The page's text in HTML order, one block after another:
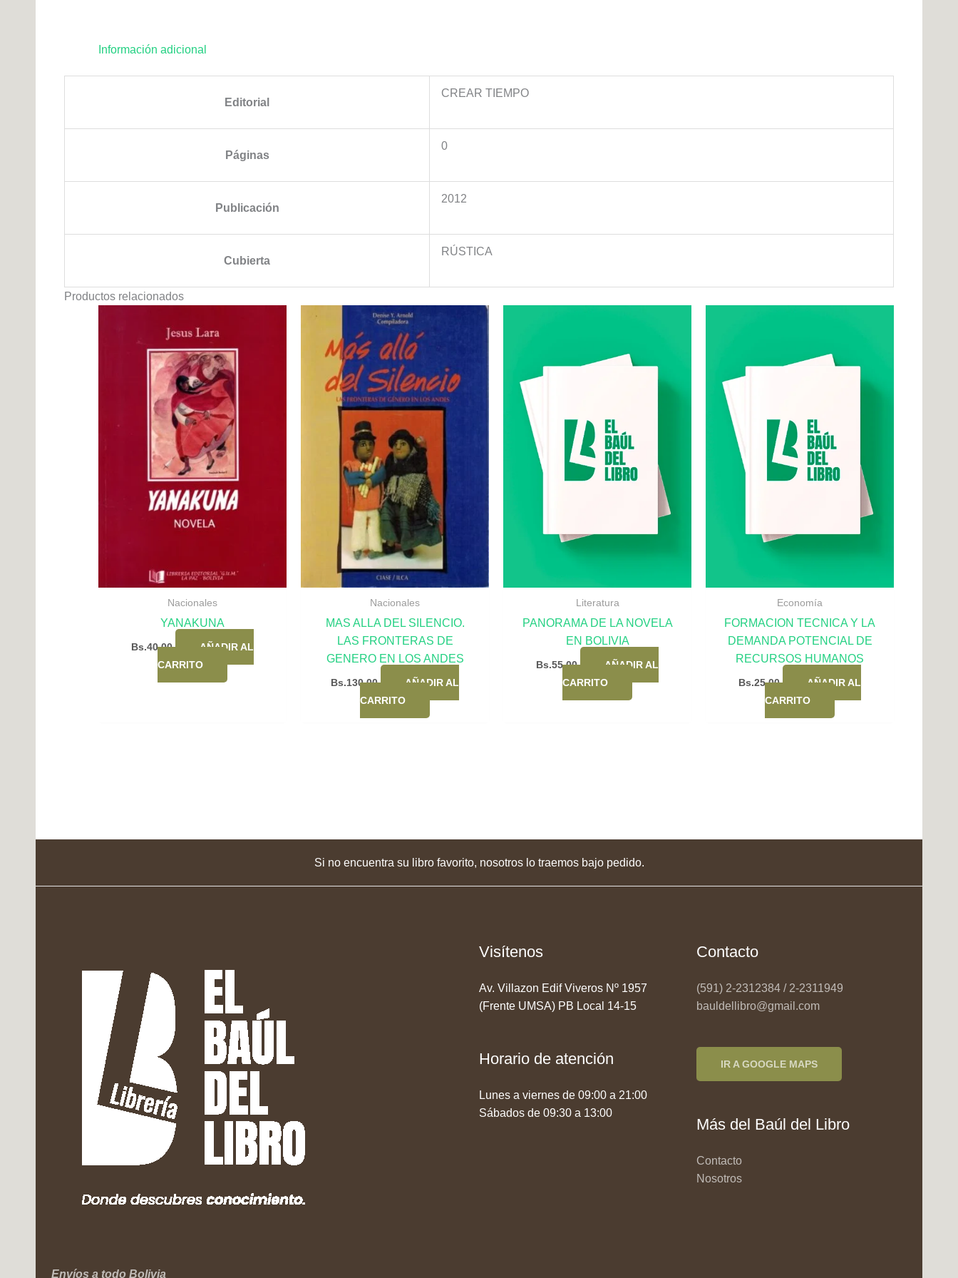
Información adicional
Editorial
CREAR TIEMPO
Páginas
0
Publicación
2012
Cubierta
RÚSTICA
Productos relacionados
Nacionales
YANAKUNA
Bs.40,00
AÑADIR AL
CARRITO
Nacionales
MAS ALLA DEL SILENCIO.
LAS FRONTERAS DE
GENERO EN LOS ANDES
Bs.130,00
AÑADIR AL
CARRITO
Literatura
PANORAMA DE LA NOVELA
EN BOLIVIA
Bs.55,00
AÑADIR AL
CARRITO
Economía
FORMACION TECNICA Y LA
DEMANDA POTENCIAL DE
RECURSOS HUMANOS
Bs.25,00
AÑADIR AL
CARRITO
Si no encuentra su libro favorito, nosotros lo traemos bajo pedido.
Envíos a todo Bolivia
Visítenos
Av. Villazon Edif Viveros Nº 1957
(Frente UMSA) PB Local 14-15
Horario de atención
Lunes a viernes de 09:00 a 21:00
Sábados de 09:30 a 13:00
Contacto
(591) 2-2312384 / 2-2311949
bauldellibro@gmail.com
IR A GOOGLE MAPS
Más del Baúl del Libro
Contacto
Nosotros